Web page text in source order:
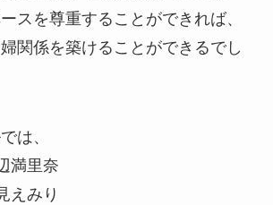
スを尊重することができれば、
関係を築けることができるでし
は、
満里奈
えみり